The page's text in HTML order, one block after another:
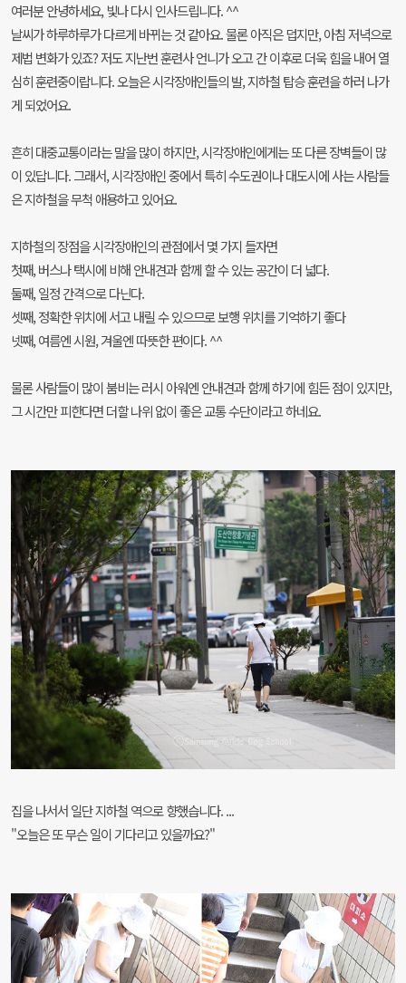
여러분 안녕하세요, 빛나 다시 인사드립니다. ^^
날씨가 하루하루가 다르게 바뀌는 것 같아요. 물론 아직은 덥지만, 아침 저녁으로
제법 변화가 있죠? 저도 지난번 훈련사 언니가 오고 간 이후로 더욱 힘을 내어 열
심히 훈련중이랍니다. 오늘은 시각장애인들의 발, 지하철 탑승 훈련을 하러 나가
게 되었어요.
흔히 대중교통이라는 말을 많이 하지만, 시각장애인에게는 또 다른 장벽들이 많
이 있답니다. 그래서, 시각장애인 중에서 특히 수도권이나 대도시에 사는 사람들
은 지하철을 무척 애용하고 있어요.
지하철의 장점을 시각장애인의 관점에서 몇 가지 들자면
첫째, 버스나 택시에 비해 안내견과 함께 할 수 있는 공간이 더 넓다.
둘째, 일정 간격으로 다닌다.
셋째, 정확한 위치에 서고 내릴 수 있으므로 보행 위치를 기억하기 좋다
넷째, 여름엔 시원, 겨울엔 따뜻한 편이다. ^^
물론 사람들이 많이 붐비는 러시 아워엔 안내견과 함께 하기에 힘든 점이 있지만,
그 시간만 피한다면 더할 나위 없이 좋은 교통 수단이라고 하네요.
집을 나서서 일단 지하철 역으로 향했습니다. ...
"오늘은 또 무슨 일이 기다리고 있을까요?"